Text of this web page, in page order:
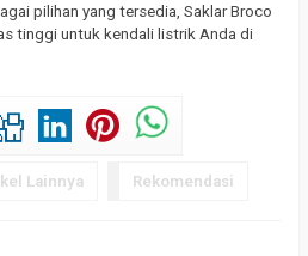
pilihan yang tersedia, Saklar Broco
tinggi untuk kendali listrik Anda di
Lainnya Rekomendasi